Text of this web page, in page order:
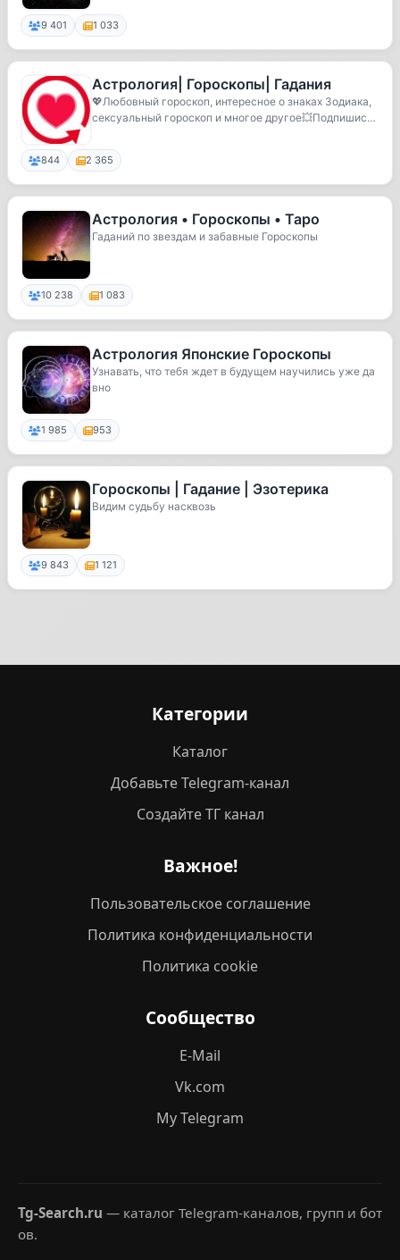
9 401 1 033
Астрология| Гороскопы| Гадания
💖Любовный гороскоп, интересное о знаках Зодиака,
сексуальный гороскоп и многое другое💥Подпишись
844 2 365
Астрология • Гороскопы • Таро
Гаданий по звездам и забавные Гороскопы
10 238 1 083
Астрология Японские Гороскопы
Узнавать, что тебя ждет в будущем научились уже да
вно
1 985 953
Гороскопы | Гадание | Эзотерика
Видим судьбу насквозь
9 843 1 121
Категории
Каталог
Добавьте Telegram-канал
Создайте ТГ канал
Важное!
Пользовательское соглашение
Политика конфиденциальности
Политика cookie
Сообщество
E-Mail
Vk.com
My Telegram
Tg-Search.ru — каталог Telegram-каналов, групп и бот
ов.